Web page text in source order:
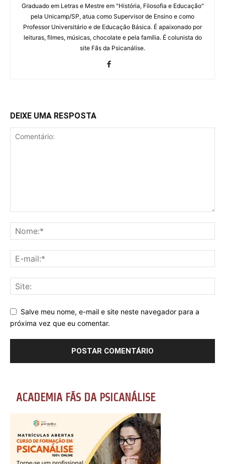
Graduado em Letras e Mestre em "História, Filosofia e Educação"
pela Unicamp/SP, atua como Supervisor de Ensino e como
Professor Universitário e de Educação Básica. É apaixonado por
leituras, filmes, músicas, chocolate e pela família. É colunista do
site Fãs da Psicanálise.
DEIXE UMA RESPOSTA
Salve meu nome, e-mail e site neste navegador para a
próxima vez que eu comentar.
ACADEMIA FÃS DA PSICANÁLISE